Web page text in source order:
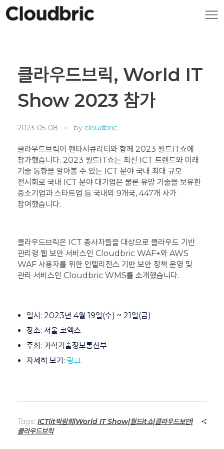
클라우드브릭, World IT
Show 2023 참가
2023-05-08 by cloudbric
클라우드브릭이 펜타시큐리티와 함께 2023 월드IT쇼에
참가했습니다. 2023 월드IT쇼는 최신 ICT 트렌드와 미래
기술 동향을 알아볼 수 있는 ICT 분야 국내 최대 규모
전시회로 국내 ICT 분야 대기업은 물론 유망 기술을 보유한
중소기업과 스타트업 등 국내외 9개국, 447개 사가
참여했습니다.
클라우드브릭은 ICT 종사자들을 대상으로 클라우드 기반
관리형 웹 보안 서비스인 Cloudbric WAF+와 AWS
WAF 사용자를 위한 인텔리전스 기반 보안 정책 운영 및
관리 서비스인 Cloudbric WMS를 소개했습니다.
일시: 2023년 4월 19일(수) ~ 21일(금)
장소: 서울 코엑스
주최: 과학기술정보통신부
자세히 보기: 링크
Tags: ICT|it박람회|World IT Show|월드it쇼|클라우드보안|
클라우드브릭